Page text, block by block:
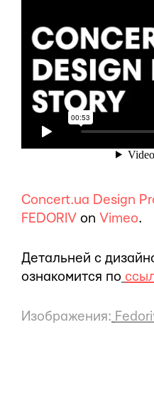
Concert.ua Design
FEDORIV on Vimeo.
Детальней с
ознакомится по
Изображения: